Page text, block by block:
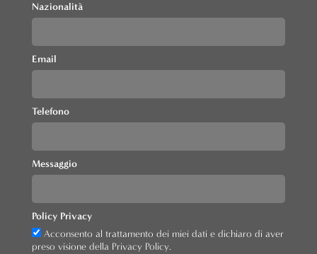
Nazionalità
Email
Telefono
Messaggio
Policy Privacy
Acconsento al trattamento dei miei dati e dichiaro di aver
preso visione della Privacy Policy.